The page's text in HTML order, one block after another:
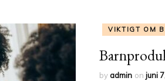
VIKTIGT OM
byadmin on juni